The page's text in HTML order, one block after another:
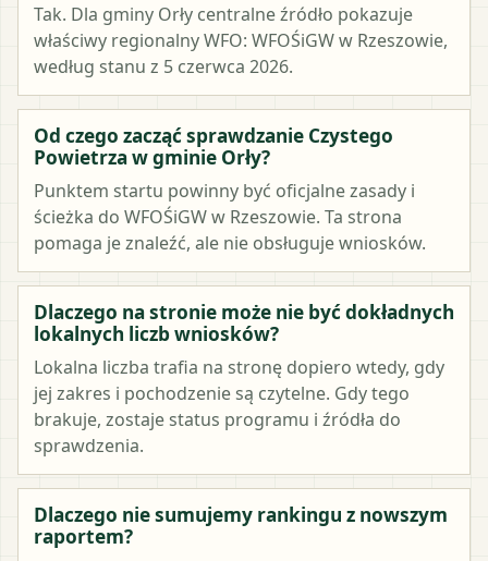
Tak. Dla gminy Orły centralne źródło pokazuje
właściwy regionalny WFO: WFOŚiGW w Rzeszowie,
według stanu z 5 czerwca 2026.
Od czego zacząć sprawdzanie Czystego
Powietrza w gminie Orły?
Punktem startu powinny być oficjalne zasady i
ścieżka do WFOŚiGW w Rzeszowie. Ta strona
pomaga je znaleźć, ale nie obsługuje wniosków.
Dlaczego na stronie może nie być dokładnych
lokalnych liczb wniosków?
Lokalna liczba trafia na stronę dopiero wtedy, gdy
jej zakres i pochodzenie są czytelne. Gdy tego
brakuje, zostaje status programu i źródła do
sprawdzenia.
Dlaczego nie sumujemy rankingu z nowszym
raportem?